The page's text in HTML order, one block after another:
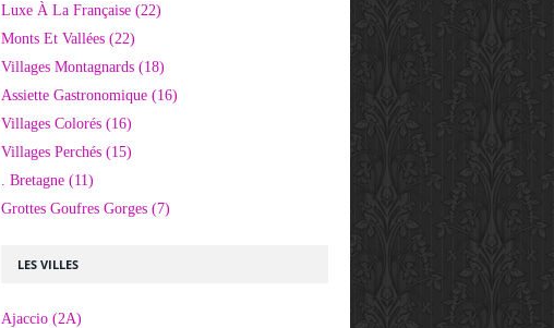
LES VILLES
Ajaccio (2A)
Luxe À La Française (22)
Monts Et Vallées (22)
Villages Montagnards (18)
Assiette Gastronomique (16)
Villages Colorés (16)
Villages Perchés (15)
. Bretagne (11)
Grottes Goufres Gorges (7)